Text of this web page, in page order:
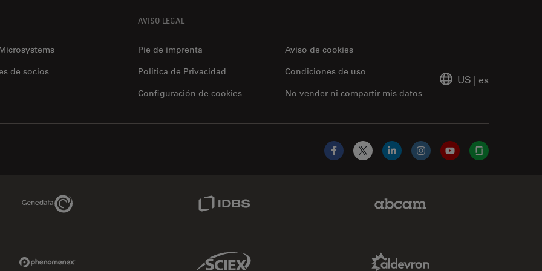
de socios
AVISO LEGAL
Pie de imprenta
Aviso de cookies
Politica de Privacidad
No vender ni compartir mis datos
Condiciones de uso
Configuración de cookies
US | es
Facebook
X LinkedInInstagramYouTubeGlassdoor
Genedata Link
Sciex Link